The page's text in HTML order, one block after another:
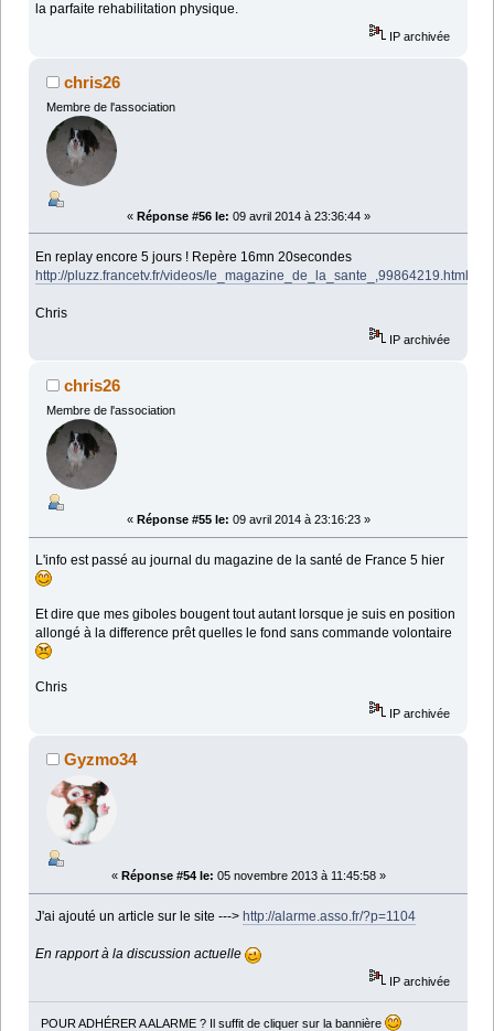
la parfaite rehabilitation physique.
IP archivée
chris26
Membre de l'association
« Réponse #56 le: 09 avril 2014 à 23:36:44 »
En replay encore 5 jours ! Repère 16mn 20secondes
http://pluzz.francetv.fr/videos/le_magazine_de_la_sante_,99864219.html
Chris
IP archivée
chris26
Membre de l'association
« Réponse #55 le: 09 avril 2014 à 23:16:23 »
L'info est passé au journal du magazine de la santé de France 5 hier
Et dire que mes giboles bougent tout autant lorsque je suis en position
allongé à la difference prêt quelles le fond sans commande volontaire
Chris
IP archivée
Gyzmo34
« Réponse #54 le: 05 novembre 2013 à 11:45:58 »
J'ai ajouté un article sur le site ---> http://alarme.asso.fr/?p=1104
En rapport à la discussion actuelle
IP archivée
POUR ADHÉRER A ALARME ? Il suffit de cliquer sur la bannière